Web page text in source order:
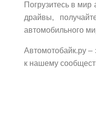
Погрузитесь в
драйвы,
автомобильного
Автомотобайк.ру
к нашему